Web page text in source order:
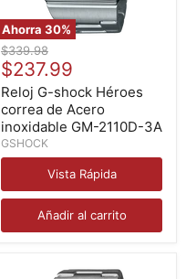
Ahorra 30%
Reloj
G-
shock
Héroes
correa
de
Acero
inoxidable
GM-
3A
Precio
original
$339.98
Precio
actual
$237.99
Reloj G-shock Héroes
correa de Acero
inoxidable GM-2110D-3A
GSHOCK
Vista Rápida
Añadir al carrito